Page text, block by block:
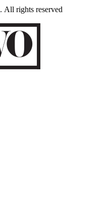
. All rights reserved